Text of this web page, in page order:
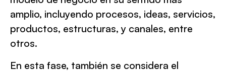
amplio, incluyendo procesos, ideas, servicios,
productos, estructuras, y canales, entre
otros.
En esta fase, también se considera el